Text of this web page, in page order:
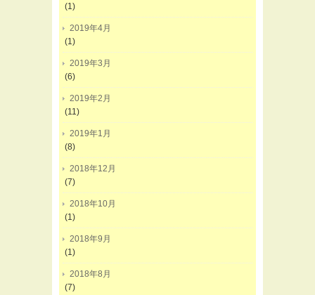
(1)
2019年4月
(1)
2019年3月
(6)
2019年2月
(11)
2019年1月
(8)
2018年12月
(7)
2018年10月
(1)
2018年9月
(1)
2018年8月
(7)